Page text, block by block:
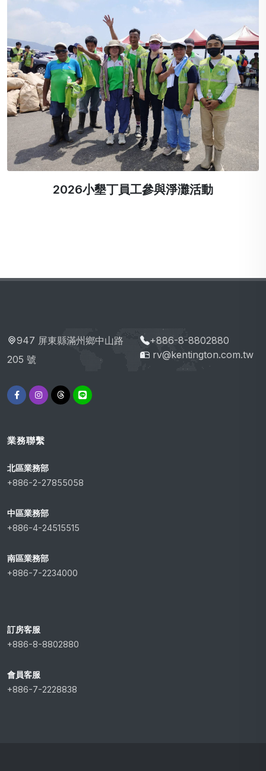
2026小墾丁員工參與淨灘活動
947 屏東縣滿州鄉中山路
205 號
+886-8-8802880
rv@kentington.com.tw
業務聯繫
北區業務部
+886-2-27855058
中區業務部
+886-4-24515515
南區業務部
+886-7-2234000
訂房客服
+886-8-8802880
會員客服
+886-7-2228838